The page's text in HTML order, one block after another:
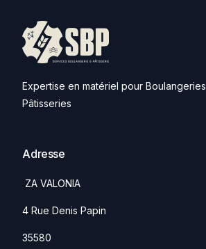
Expertise en matériel pour Boulangeries
Pâtisseries
Adresse
ZA VALONIA
4 Rue Denis Papin
35580